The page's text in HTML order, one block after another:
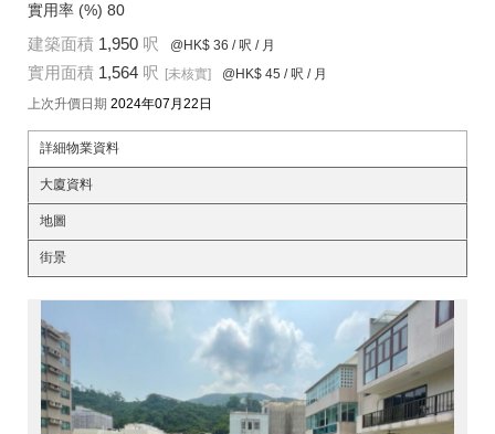
實用率 (%) 80
建築面積 1,950 呎 @HK$ 36 / 呎 / 月
實用面積 1,564 呎 [未核實] @HK$ 45 / 呎 / 月
上次升價日期 2024年07月22日
詳細物業資料
大廈資料
地圖
街景